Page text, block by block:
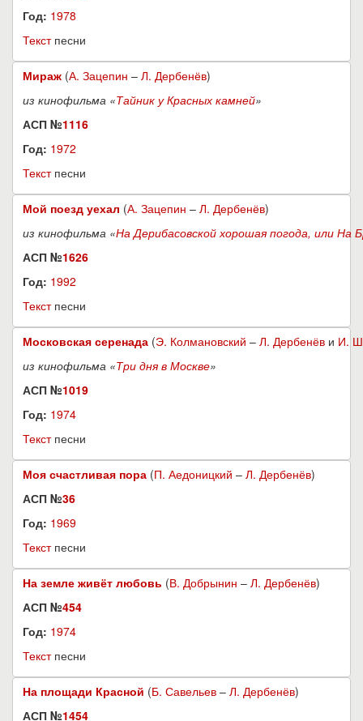
Год: 1978
Текстпесни
Мираж (А. Зацепин – Л. Дербенёв)
из кинофильма «Тайник у Красных камней»
АСП №1116
Год: 1972
Текстпесни
Мой поезд уехал (А. Зацепин – Л. Дербенёв)
из кинофильма «На Дерибасовской хорошая погода, или
АСП №1626
Год: 1992
Текстпесни
Московская серенада (Э. Колмановский – Л. Дербенёв и И.
из кинофильма «Три дня в Москве»
АСП №1019
Год: 1974
Текстпесни
Моя счастливая пора (П. Аедоницкий – Л. Дербенёв)
АСП №36
Год: 1969
Текстпесни
На земле живёт любовь (В. Добрынин – Л. Дербенёв)
АСП №454
Год: 1974
Текстпесни
На площади Красной (Б. Савельев – Л. Дербенёв)
АСП №1454